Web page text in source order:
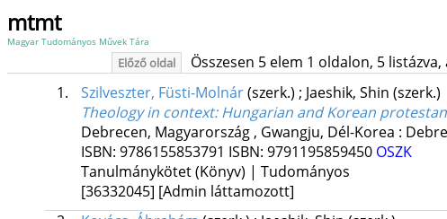
mtmt
Magyar Tudományos Művek Tára
Előző oldal Összesen 5 elem 1 oldalon, 5
1. Szilveszter, Füsti-Molnár(szerk.) ; Jaeshik, Shin (szerk.)
Theology in context: Hungarian and Korean
Debrecen, Magyarország , Gwangju, Dél-Korea :
ISBN: 9786155853791 ISBN: 9791195859450 OSZK
Tanulmánykötet (Könyv) | Tudományos
[36332045] [Admin láttamozott]